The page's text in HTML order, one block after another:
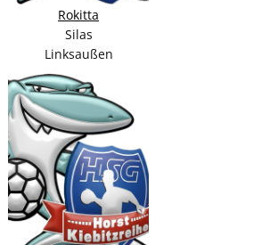
Rokitta
Silas
Linksaußen